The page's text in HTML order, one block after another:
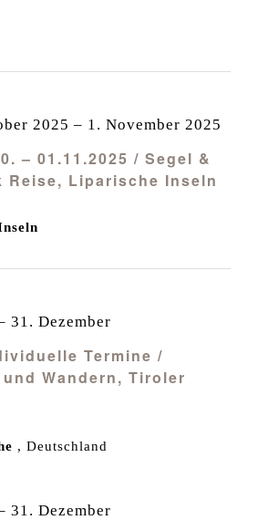
– 01.11.2025 / Segel &
Reise, Liparische Inseln
2025 – 1. November 2025
Termine /
Wandern, Tiroler
31. Dezember
, Deutschland
31. Dezember